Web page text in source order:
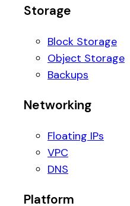
Storage
Block Storage
Object Storage
Backups
Networking
Floating IPs
VPC
DNS
Platform